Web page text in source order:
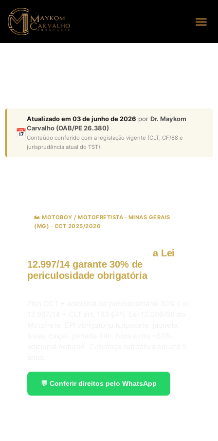
📅
Atualizado em 03 de junho de 2026 por Dr. Maykom
Carvalho (OAB/PE 26.380)
Conteúdo conferido com a legislação vigente (CLT, CF/88 e
jurisprudência atual do TST).
🏍️ MOTOBOY / MOTOFRETISTA · MINAS GERAIS
(MG) · CCT 2025/2026
Motoboy em Minas Gerais:a Lei
12.997/14 garante 30% de
periculosidade obrigatóriaem
💬 Conferir direitos pelo WhatsApp